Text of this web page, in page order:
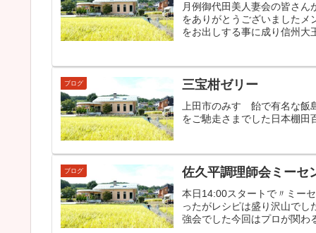
月例御代田美人妻会の皆さん
をありがとうございましたメ
をお出しする事に成り信州大
ブログ 三宝柑ゼリー
上田市のみすゞ飴で有名な
をご馳走さまでした日本棚田
ブログ 佐久平調理師会ミーセ
本日14:00スタートで〃ミー
ったがレシピは盛り沢山で
強会でした今回はプロが関わ